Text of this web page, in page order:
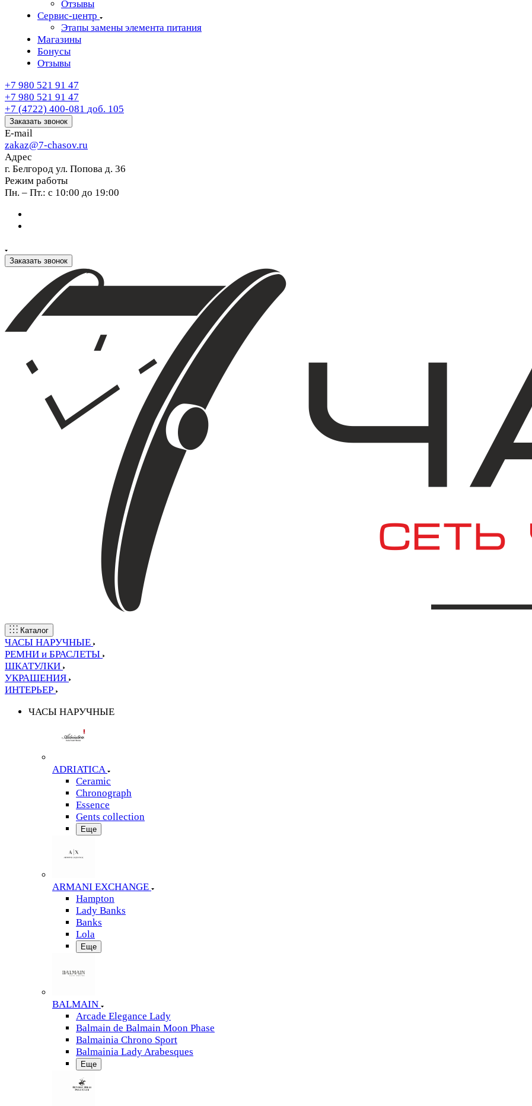
Отзывы
Сервис-центр
Этапы замены элемента питания
Магазины
Бонусы
Отзывы
+7 980 521 91 47
+7 980 521 91 47
+7 (4722) 400-081 доб. 105
Заказать звонок
E-mail
zakaz@7-chasov.ru
Адрес
г. Белгород ул. Попова д. 36
Режим работы
Пн. – Пт.: с 10:00 до 19:00
Заказать звонок
Каталог
ЧАСЫ НАРУЧНЫЕ
РЕМНИ и БРАСЛЕТЫ
ШКАТУЛКИ
УКРАШЕНИЯ
ИНТЕРЬЕР
ЧАСЫ НАРУЧНЫЕ
ADRIATICA
Ceramic
Chronograph
Essence
Gents collection
Еще
ARMANI EXCHANGE
Hampton
Lady Banks
Banks
Lola
Еще
BALMAIN
Arcade Elegance Lady
Balmain de Balmain Moon Phase
Balmainia Chrono Sport
Balmainia Lady Arabesques
Еще